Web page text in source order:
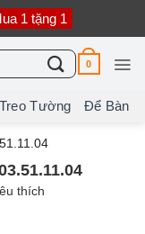
1 tặng 1
0
Treo Tường Để Bàn
thích